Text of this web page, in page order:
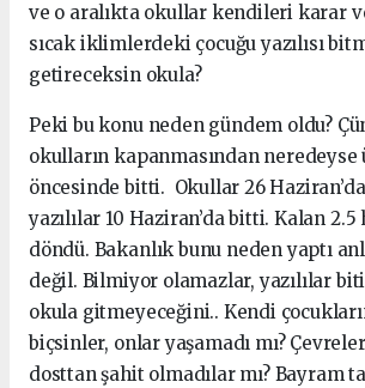
ve o aralıkta okullar kendileri karar
sıcak iklimlerdeki çocuğu yazılısı
getireceksin okula?
Peki bu konu neden gündem oldu?
okulların kapanmasından neredeyse
öncesinde bitti. Okullar 26
yazılılar 10 Haziran’da bitti. Kalan
döndü. Bakanlık bunu neden yaptı
değil. Bilmiyor olamazlar, yazılılar
okula gitmeyeceğini.. Kendi
biçsinler, onlar yaşamadı mı?
dosttan şahit olmadılar mı? Bayram